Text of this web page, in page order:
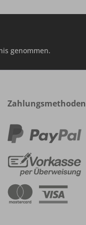
genommen.
Zahlungsmethoden